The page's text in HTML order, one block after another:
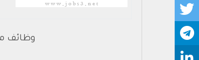
وظائف مساعد